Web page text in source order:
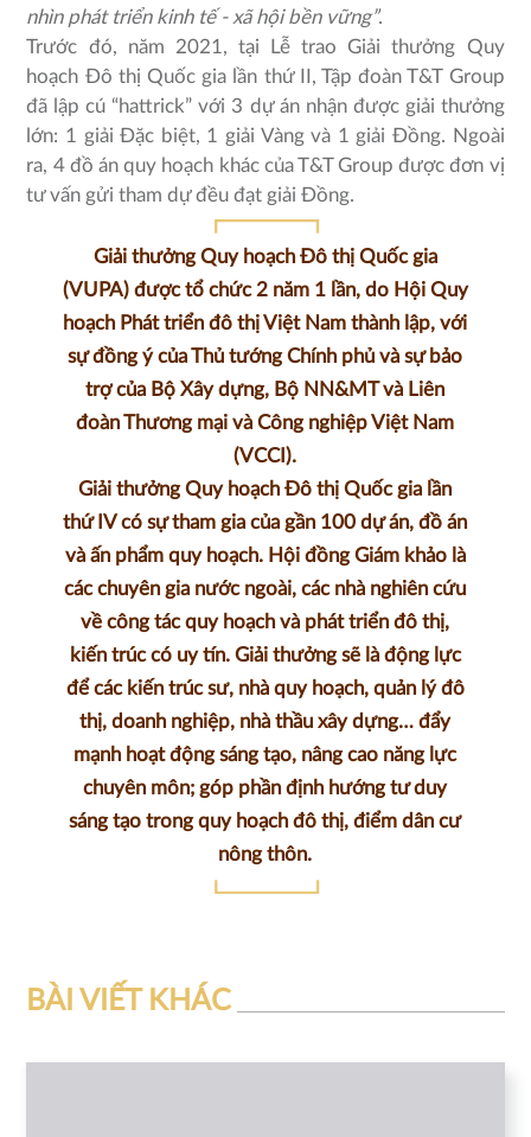
nhìn phát triển kinh tế - xã hội bền vững”.
Trước đó, năm 2021, tại Lễ trao Giải thưởng Quy
hoạch Đô thị Quốc gia lần thứ II, Tập đoàn T&T Group
đã lập cú “hattrick” với 3 dự án nhận được giải thưởng
lớn: 1 giải Đặc biệt, 1 giải Vàng và 1 giải Đồng. Ngoài
ra, 4 đồ án quy hoạch khác của T&T Group được đơn vị
tư vấn gửi tham dự đều đạt giải Đồng.
Giải thưởng Quy hoạch Đô thị Quốc gia
(VUPA) được tổ chức 2 năm 1 lần, do Hội Quy
hoạch Phát triển đô thị Việt Nam thành lập, với
sự đồng ý của Thủ tướng Chính phủ và sự bảo
trợ của Bộ Xây dựng, Bộ NN&MT và Liên
đoàn Thương mại và Công nghiệp Việt Nam
(VCCI).
Giải thưởng Quy hoạch Đô thị Quốc gia lần
thứ IV có sự tham gia của gần 100 dự án, đồ án
và ấn phẩm quy hoạch. Hội đồng Giám khảo là
các chuyên gia nước ngoài, các nhà nghiên cứu
về công tác quy hoạch và phát triển đô thị,
kiến trúc có uy tín. Giải thưởng sẽ là động lực
để các kiến trúc sư, nhà quy hoạch, quản lý đô
thị, doanh nghiệp, nhà thầu xây dựng… đẩy
mạnh hoạt động sáng tạo, nâng cao năng lực
chuyên môn; góp phần định hướng tư duy
sáng tạo trong quy hoạch đô thị, điểm dân cư
nông thôn.
BÀI VIẾT KHÁC